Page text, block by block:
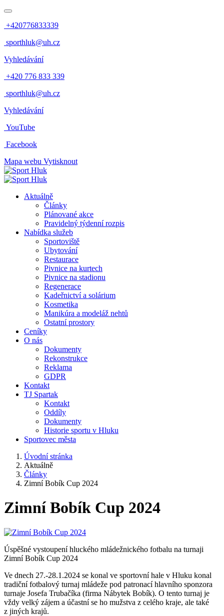
+420776833339
sporthluk@uh.cz
Vyhledávání
+420 776 833 339
sporthluk@uh.cz
Vyhledávání
YouTube
Facebook
Mapa webu Vytisknout
Aktuálně
Články
Plánované akce
Pravidelný týdenní rozpis
Nabídka služeb
Sportoviště
Ubytování
Restaurace
Pivnice na kurtech
Pivnice na stadionu
Regenerace
Kadeřnictví a solárium
Kosmetika
Manikúra a modeláž nehtů
Ostatní prostory
Ceníky
O nás
Dokumenty
Rekonstrukce
Reklama
GDPR
Kontakt
TJ Spartak
Kontakt
Oddíly
Dokumenty
Historie sportu v Hluku
Sportovec města
Úvodní stránka
Aktuálně
Články
Zimní Bobík Cup 2024
Zimní Bobík Cup 2024
Úspěšné vystoupení hluckého mládežnického fotbalu na turnaji
Zimní Bobík Cup 2024
Ve dnech 27.-28.1.2024 se konal ve sportovní hale v Hluku konal
tradiční fotbalový turnaj mládeže pod patronací hlavního sponzora
turnaje Josefa Trubačíka (firma Nábytek Bobík). O tento turnaj je
vždy velký zájem a účastní se ho mužstva z celého kraje, ale také
z jiných krajů.